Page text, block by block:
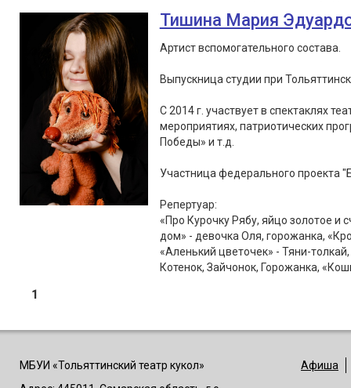
Тишина Мария
Артист вспомогательного состава.
Выпускница студии при
С 2014 г. участвует в спектаклях
мероприятиях, патриотических
Победы» и т.д.
Участница федерального проекта
Репертуар:
«Про Курочку Рябу, яйцо золотое и
дом» - девочка Оля, горожанка,
«Аленький цветочек» - Тяни-
Котенок, Зайчонок, Горожанка,
1
МБУИ «Тольяттинский театр кукол»
Афиша